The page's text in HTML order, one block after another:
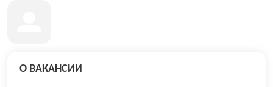
О ВАКАНСИИ